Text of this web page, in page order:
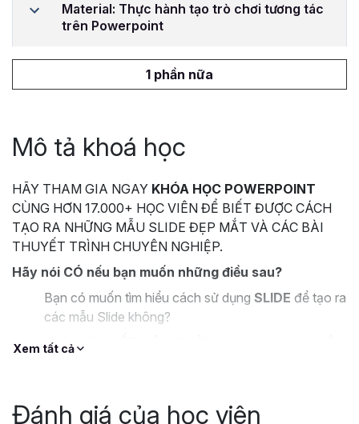
Material: Thực hành tạo trò chơi tương tác
trên Powerpoint
1 phần nữa
Mô tả khoá học
HÃY THAM GIA NGAY KHÓA HỌC POWERPOINT
CÙNG HƠN 17.000+ HỌC VIÊN ĐỂ BIẾT ĐƯỢC CÁCH
TẠO RA NHỮNG MẪU SLIDE ĐẸP MẮT VÀ CÁC BÀI
THUYẾT TRÌNH CHUYÊN NGHIỆP.
Hãy nói CÓ nếu bạn muốn những điều sau?
Bạn có muốn tìm hiểu cách sử dụng SLIDE để tạo ra
các mẫu Slide không?
Bạn muốn
BẮT MẮT, tuy nhiên lại không biết làm thế nào?
Xem tất cả
Đánh giá của học viên